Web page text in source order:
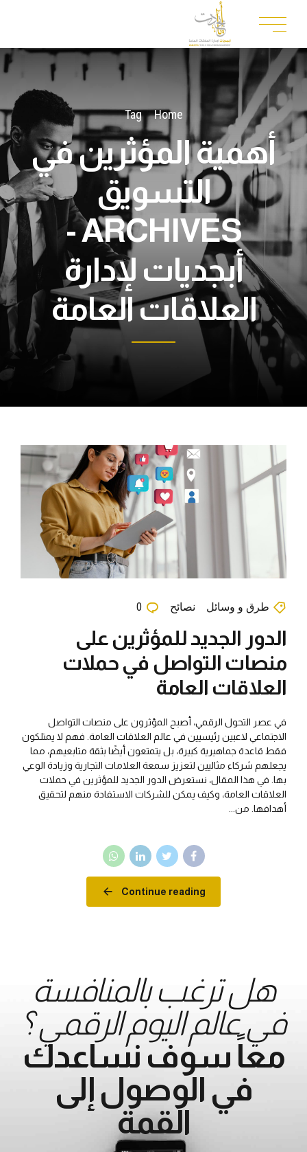
Home
Tag
أهمية المؤثرين في
التسويق
ARCHIVES -
أبجديات لإدارة
العلاقات العامة
طرق و وسائل نصائح 0
الدور الجديد للمؤثرين على
منصات التواصل في حملات
العلاقات العامة
في عصر التحول الرقمي، أصبح المؤثرون على منصات التواصل
الاجتماعي لاعبين رئيسيين في عالم العلاقات العامة. فهم لا يمتلكون
فقط قاعدة جماهيرية كبيرة، بل يتمتعون أيضًا بثقة متابعيهم، مما
يجعلهم شركاء مثاليين لتعزيز سمعة العلامات التجارية وزيادة الوعي
بها. في هذا المقال، نستعرض الدور الجديد للمؤثرين في حملات
العلاقات العامة، وكيف يمكن للشركات الاستفادة منهم لتحقيق
أهدافها. من...
Continue reading
هل ترغب بالمنافسة
في عالم اليوم الرقمي ؟
معاً سوف نساعدك
في الوصول إلى
القمة